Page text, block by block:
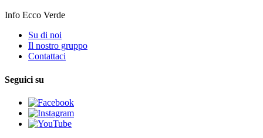
Info Ecco Verde
Su di noi
Il nostro gruppo
Contattaci
Seguici su